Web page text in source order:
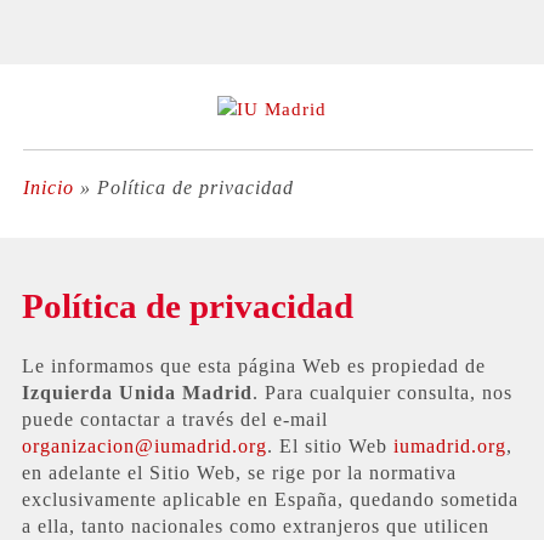
Inicio » Política de privacidad
Política de privacidad
Le informamos que esta página Web es propiedad de
Izquierda Unida Madrid. Para cualquier consulta, nos
puede contactar a través del e-mail
organizacion@iumadrid.org. El sitio Web iumadrid.org,
en adelante el Sitio Web, se rige por la normativa
exclusivamente aplicable en España, quedando sometida
a ella, tanto nacionales como extranjeros que utilicen